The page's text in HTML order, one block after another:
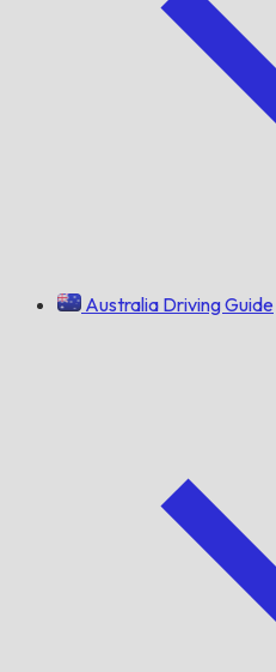
Australia Driving Guide